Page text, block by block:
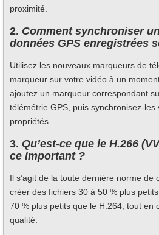
proximité.
2. Comment synchroniser
données GPS enregistrées
Utilisez les nouveaux marqueurs de
marqueur sur votre vidéo à un
ajoutez un marqueur correspondant
télémétrie GPS, puis synchronisez-les
propriétés.
3. Qu’est-ce que le H.266
ce important ?
Il s’agit de la toute dernière norme de
créer des fichiers 30 à 50 % plus
70 % plus petits que le H.264, tout en
qualité.